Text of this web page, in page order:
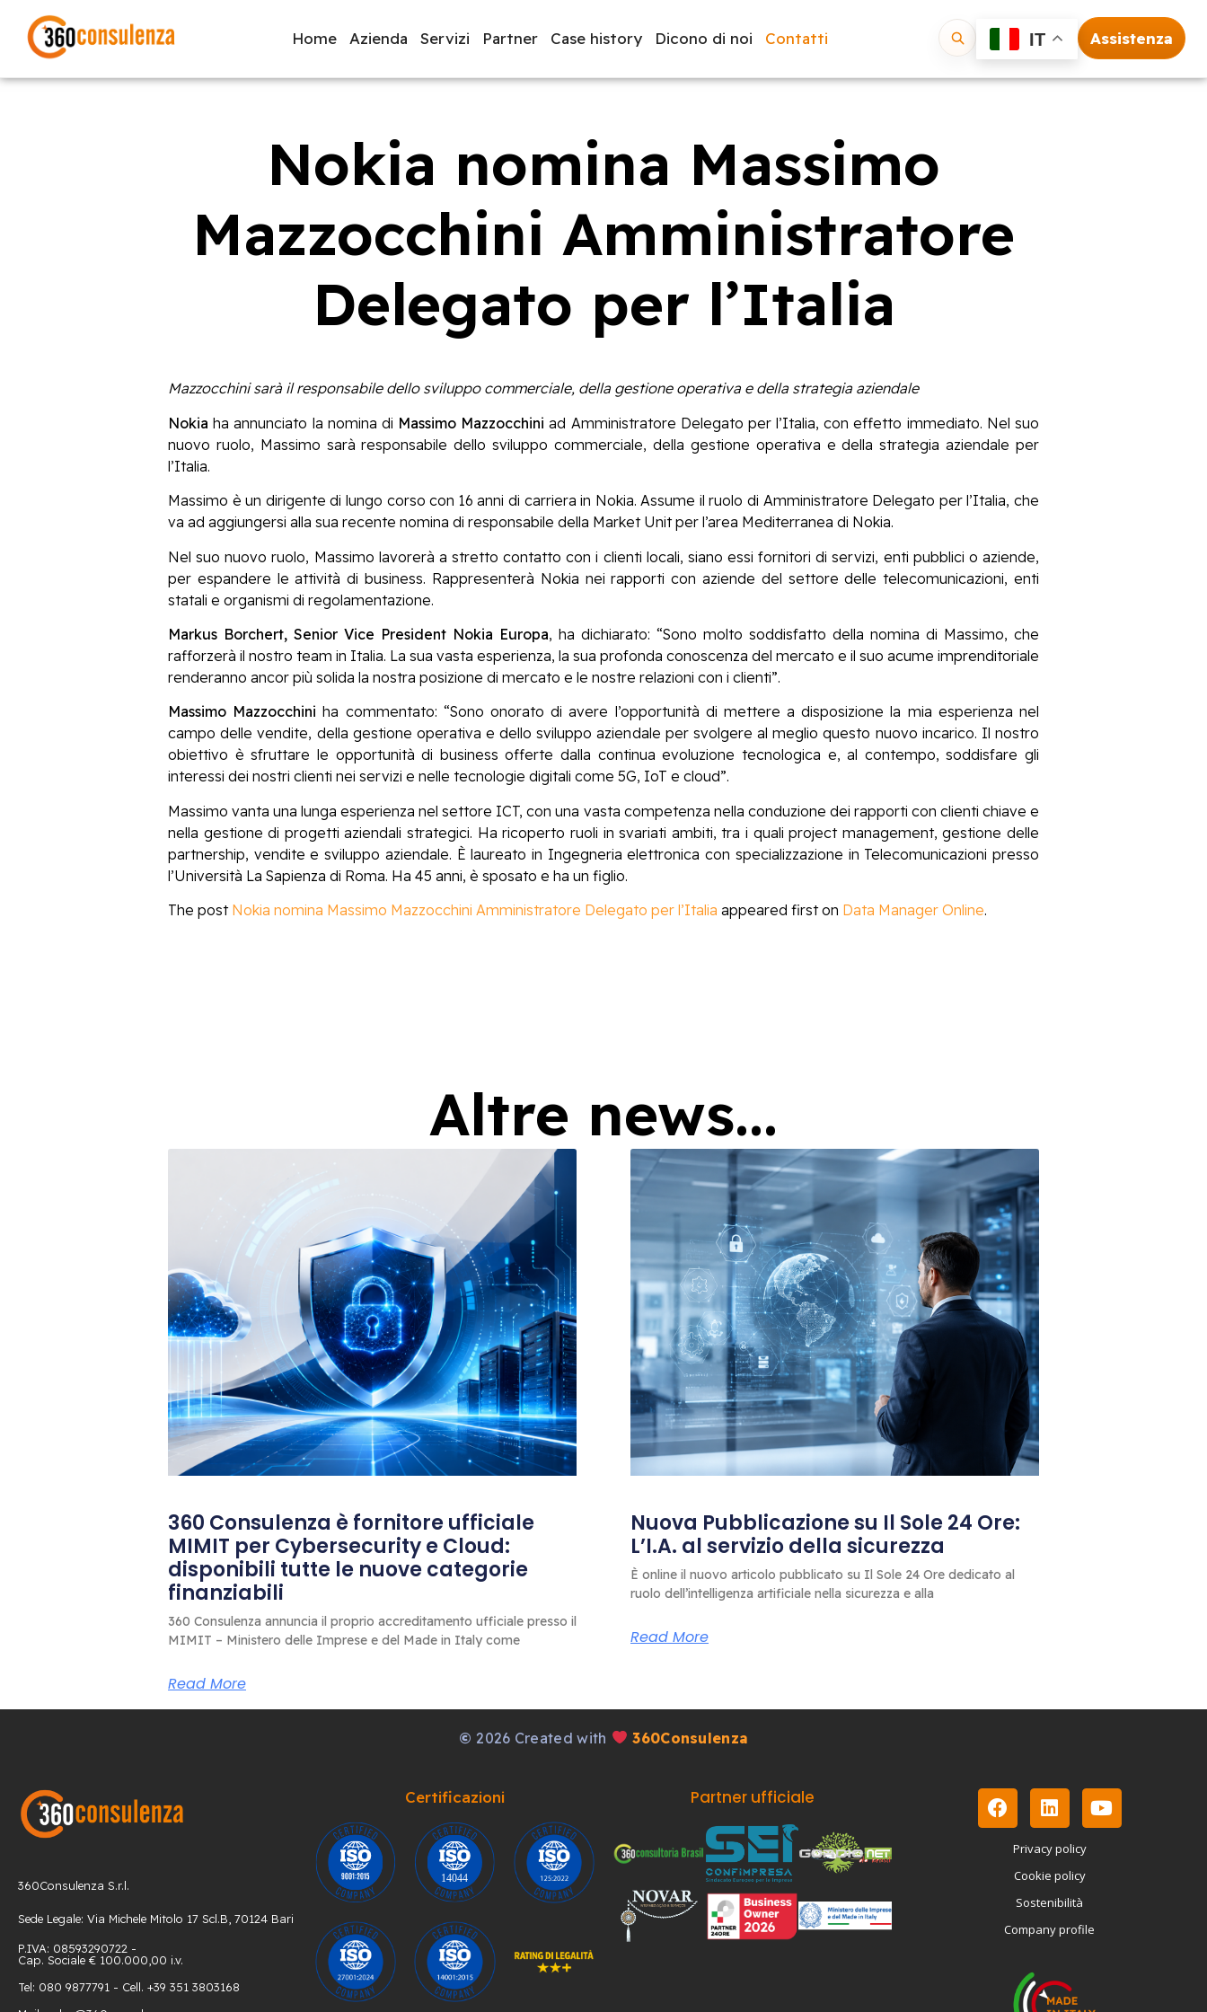
Home Azienda Servizi Partner Case history Dicono di noi Contatti IT Assistenza
ISO 27001 Sviluppo software BeeProd
Nokia nomina Massimo
Mazzocchini Amministratore
Delegato per l’Italia
Mazzocchini sarà il responsabile dello sviluppo commerciale, della gestione operativa e della strategia aziendale
Nokia ha annunciato la nomina di Massimo Mazzocchini ad Amministratore Delegato per l’Italia, con effetto immediato. Nel suo
nuovo ruolo, Massimo sarà responsabile dello sviluppo commerciale, della gestione operativa e della strategia aziendale per
l’Italia.
Massimo è un dirigente di lungo corso con 16 anni di carriera in Nokia. Assume il ruolo di Amministratore Delegato per l’Italia, che
va ad aggiungersi alla sua recente nomina di responsabile della Market Unit per l’area Mediterranea di Nokia.
Nel suo nuovo ruolo, Massimo lavorerà a stretto contatto con i clienti locali, siano essi fornitori di servizi, enti pubblici o aziende,
per espandere le attività di business. Rappresenterà Nokia nei rapporti con aziende del settore delle telecomunicazioni, enti
statali e organismi di regolamentazione.
Markus Borchert, Senior Vice President Nokia Europa, ha dichiarato: “Sono molto soddisfatto della nomina di Massimo, che
rafforzerà il nostro team in Italia. La sua vasta esperienza, la sua profonda conoscenza del mercato e il suo acume imprenditoriale
renderanno ancor più solida la nostra posizione di mercato e le nostre relazioni con i clienti”.
Massimo Mazzocchini ha commentato: “Sono onorato di avere l’opportunità di mettere a disposizione la mia esperienza nel
campo delle vendite, della gestione operativa e dello sviluppo aziendale per svolgere al meglio questo nuovo incarico. Il nostro
obiettivo è sfruttare le opportunità di business offerte dalla continua evoluzione tecnologica e, al contempo, soddisfare gli
interessi dei nostri clienti nei servizi e nelle tecnologie digitali come 5G, IoT e cloud”.
Massimo vanta una lunga esperienza nel settore ICT, con una vasta competenza nella conduzione dei rapporti con clienti chiave e
nella gestione di progetti aziendali strategici. Ha ricoperto ruoli in svariati ambiti, tra i quali project management, gestione delle
partnership, vendite e sviluppo aziendale. È laureato in Ingegneria elettronica con specializzazione in Telecomunicazioni presso
l’Università La Sapienza di Roma. Ha 45 anni, è sposato e ha un figlio.
The post Nokia nomina Massimo Mazzocchini Amministratore Delegato per l’Italia appeared first on Data Manager Online.
Altre news...
360 Consulenza è fornitore ufficiale
MIMIT per Cybersecurity e Cloud:
disponibili tutte le nuove categorie
finanziabili
360 Consulenza annuncia il proprio accreditamento ufficiale presso il
MIMIT – Ministero delle Imprese e del Made in Italy come
Read More
Nuova Pubblicazione su Il Sole 24 Ore:
L’I.A. al servizio della sicurezza
È online il nuovo articolo pubblicato su Il Sole 24 Ore dedicato al
ruolo dell’intelligenza artificiale nella sicurezza e alla
Read More
© 2026 Created with 360Consulenza
360Consulenza S.r.l.
Sede Legale: Via Michele Mitolo 17 Scl.B, 70124 Bari
P.IVA: 08593290722 -
Cap. Sociale € 100.000,00 i.v.
Tel: 080 9877791 - Cell. +39 351 3803168
Certificazioni Partner ufficiale
Privacy policy
Cookie policy
Sostenibilità
Company profile